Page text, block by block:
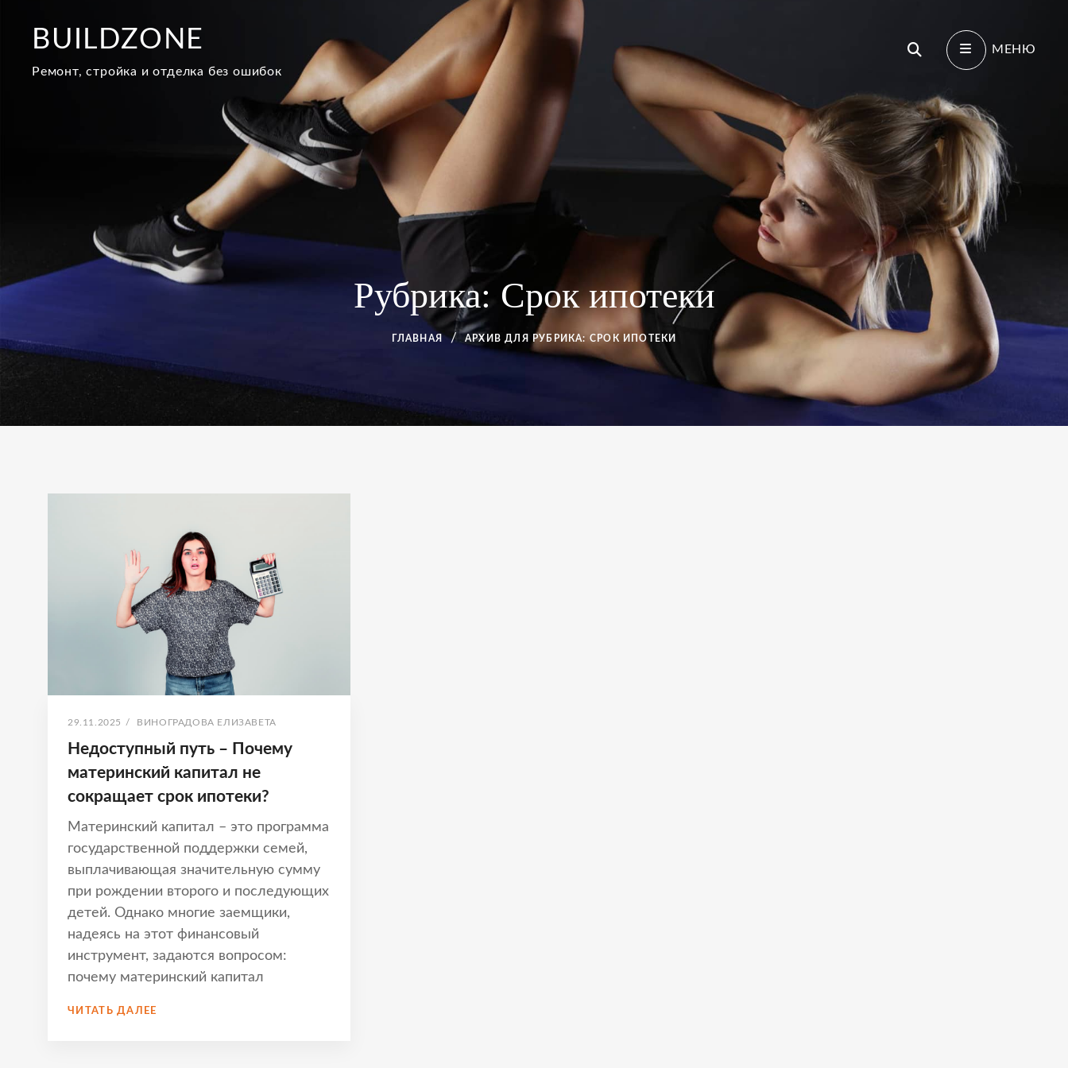
содержимому
BUILDZONE
Ремонт, стройка и отделка без ошибок
Поиск МЕНЮ
Рубрика: Срок ипотеки
ГЛАВНАЯ АРХИВ ДЛЯ РУБРИКА: СРОК ИПОТЕКИ
ипотеки
ОПУБЛИКОВАНО
29.11.2025 / АВТОР:
ВИНОГРАДОВА ЕЛИЗАВЕТА
Недоступный путь – Почему
материнский капитал не
сокращает срок ипотеки?
Материнский капитал – это программа
государственной поддержки семей,
выплачивающая значительную сумму
при рождении второго и последующих
детей. Однако многие заемщики,
надеясь на этот финансовый
инструмент, задаются вопросом:
почему материнский капитал
ЧИТАТЬ ДАЛЕЕ